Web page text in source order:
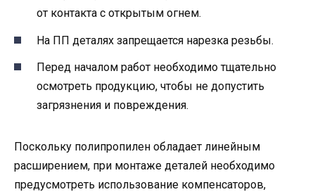
от контакта с открытым огнем.
На ПП деталях запрещается нарезка резьбы.
Перед началом работ необходимо тщательно
осмотреть продукцию, чтобы не допустить
загрязнения и повреждения.
Поскольку полипропилен обладает линейным
расширением, при монтаже деталей необходимо
предусмотреть использование компенсаторов,